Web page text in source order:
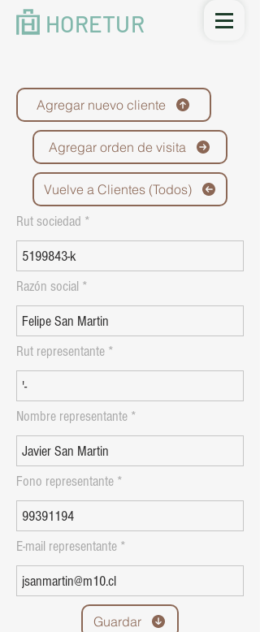
HORETUR
Agregar nuevo cliente
Agregar orden de visita
Vuelve a Clientes (Todos)
Rut sociedad
Razón social
Rut representante
Nombre representante
Fono representante
E-mail representante
Guardar